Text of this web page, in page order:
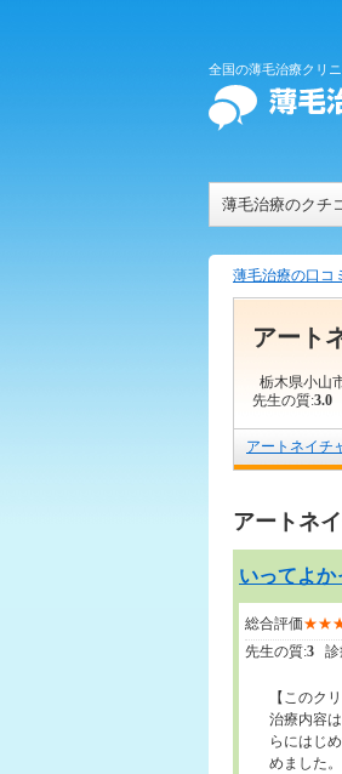
全国の薄毛治療クリ
薄毛治療のクチ
薄毛治療の口コ
アート
栃木県小山
先生の質:3.0
アートネイチ
アートネ
いってよか
総合評価
先生の質:3 診
【このク
治療内容
らにはじ
めました